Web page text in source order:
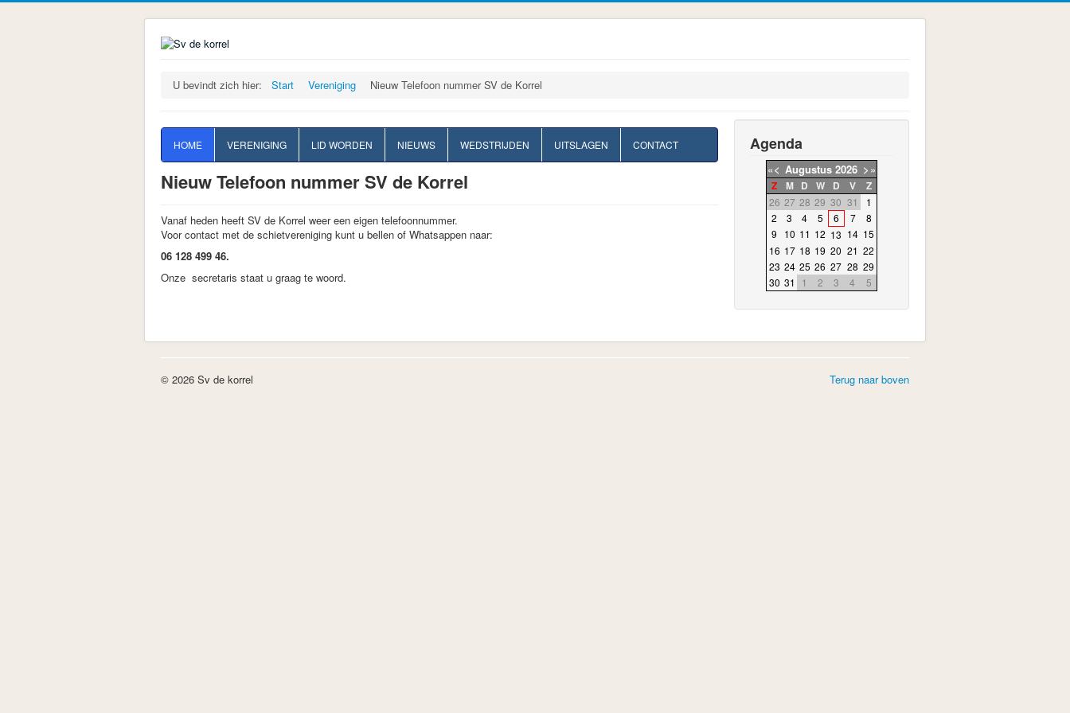
U bevindt zich hier: Start Vereniging Nieuw Telefoon nummer SV de Korrel
HOME VERENIGING LID WORDEN NIEUWS WEDSTRIJDEN UITSLAGEN CONTACT
Nieuw Telefoon nummer SV de Korrel
Vanaf heden heeft SV de Korrel weer een eigen telefoonnummer.
Voor contact met de schietvereniging kunt u bellen of Whatsappen naar:
06 128 499 46.
Onze secretaris staat u graag te woord.
Agenda
«< Augustus 2026 > »
Z M D W D V Z
26 27 28 29 30 31
1
2
3 4 5 6 7
8
9
10 11 12 13 14 15
16 17 18 19 20 21 22
23 24 25 26 27 28 29
30 31 1 2 3 4 5
Terug naar boven
© 2026 Sv de korrel